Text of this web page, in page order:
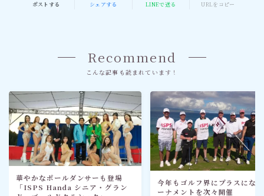
Follow Me
ポストする シェアする LINEで送る URLをコピー
Recommend
こんな記事も読まれています！
華やかなポールダンサーも登場
「ISPS Handa シニア・グラン
今年もゴルフ界にプラスにな
ーナメントを次々開催